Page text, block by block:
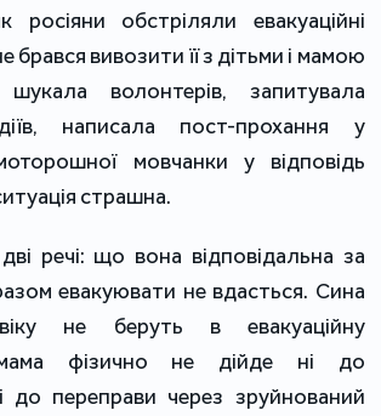
росіяни обстріляли евакуаційні
брався вивозити її з дітьми і мамою
волонтерів, запитувала
написала пост-прохання у
мовчанки у відповідь
страшна.
речі: що вона відповідальна за
евакуювати не вдасться. Сина
не беруть в евакуаційну
мама фізично не дійде ні до
до переправи через зруйнований